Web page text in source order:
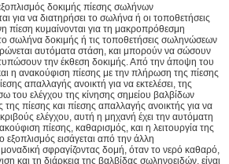
δοκιμής πίεσης σωλήνων
για να διατηρήσει το σωλήνα ή οι τοποθετήσεις
πίεση κυμαίνονται για τη μακροπρόθεσμη
σωλήνα δοκιμής ή τις τοποθετήσεις σωληνώσεων
αυτόματα στάση, και μπορούν να σώσουν
την έκθεση δοκιμής. Από την άποψη του
η ανακούφιση πίεσης με την πλήρωση της πίεσης
απαλλαγής ανοικτή για να εκτελέσει, της
του ελέγχου της κίνησης σημείου βαλβίδων
πίεσης και πίεσης απαλλαγής ανοικτής για να
ελέγχου, αυτή η μηχανή έχει την αυτόματη
πίεσης, καθαρισμός, και η λειτουργία της
εισάγεται από την άλλη
σφραγίζοντας δομή, όταν το νερό καθαρό,
και τη διάρκεια της βαλβίδας σωληνοειδών, είναι